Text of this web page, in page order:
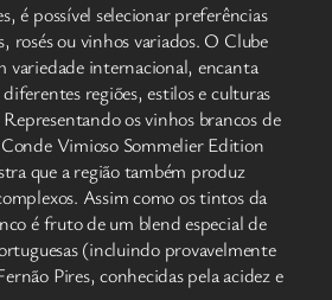
é possível selecionar preferências
rosés ou vinhos variados. O Clube
variedade internacional, encanta
regiões, estilos e culturas
os vinhos brancos de
Vimioso Sommelier Edition
que a região também produz
Assim como os tintos da
é fruto de um blend especial de
(incluindo provavelmente
Pires, conhecidas pela acidez e